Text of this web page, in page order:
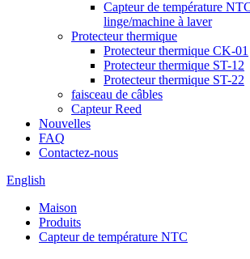
Capteur de température
linge/machine à laver
Protecteur thermique
Protecteur thermique CK-01
Protecteur thermique ST-12
Protecteur thermique ST-22
faisceau de câbles
Capteur Reed
Nouvelles
FAQ
Contactez-nous
English
Maison
Produits
Capteur de température NTC